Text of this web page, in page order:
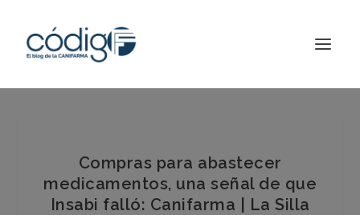
Compras para abastecer
medicamentos, una señal de que
Insabi falló: Canifarma | La Silla